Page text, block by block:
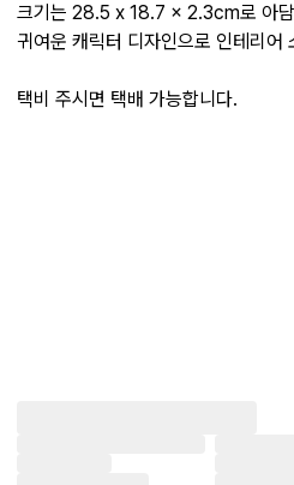
크기는 28.5 x 18.7 x 2.3cm로 아
귀여운 캐릭터 디자인으로 인테리어
택비 주시면 택배 가능합니다.